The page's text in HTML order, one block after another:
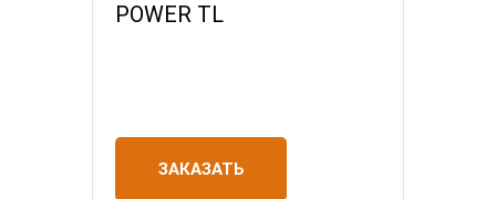
POWER TL
ЗАКАЗАТЬ